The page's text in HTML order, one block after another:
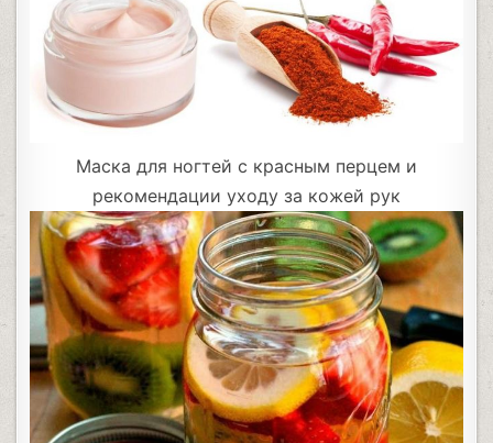
Маска для ногтей с красным перцем и
рекомендации уходу за кожей рук